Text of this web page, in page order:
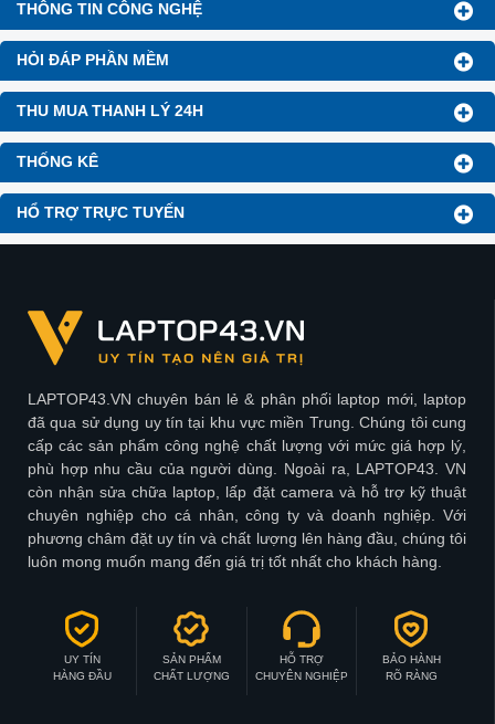
THÔNG TIN CÔNG NGHỆ
HỎI ĐÁP PHẦN MỀM
THU MUA THANH LÝ 24H
THỐNG KÊ
HỔ TRỢ TRỰC TUYẾN
LAPTOP43.VN chuyên bán lẻ & phân phối laptop mới, laptop
đã qua sử dụng uy tín tại khu vực miền Trung. Chúng tôi cung
cấp các sản phẩm công nghệ chất lượng với mức giá hợp lý,
phù hợp nhu cầu của người dùng. Ngoài ra, LAPTOP43. VN
còn nhận sửa chữa laptop, lấp đặt camera và hỗ trợ kỹ thuật
chuyên nghiệp cho cá nhân, công ty và doanh nghiệp. Với
phương châm đặt uy tín và chất lượng lên hàng đầu, chúng tôi
luôn mong muốn mang đến giá trị tốt nhất cho khách hàng.
UY TÍN
HÀNG ĐẦU
SẢN PHẨM
CHẤT LƯỢNG
HỖ TRỢ
CHUYÊN NGHIỆP
BẢO HÀNH
RÕ RÀNG